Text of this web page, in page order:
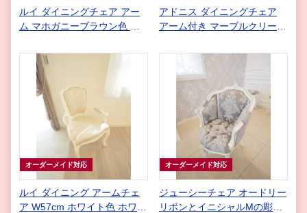
ルイ ダイニングチェア アー
ム マホガニーブラウン色 ホ
アドニス ダイニングチェア
アーム付き マーブルクリーム
ニーピンクの張地
オーダーメイド対応
ルイ ダイニング アームチェ
ア W57cm ホワイト色 ホワイ
オーダーメイド対応
ジューシーチェア オードリー
リボンとイニシャルMの彫刻